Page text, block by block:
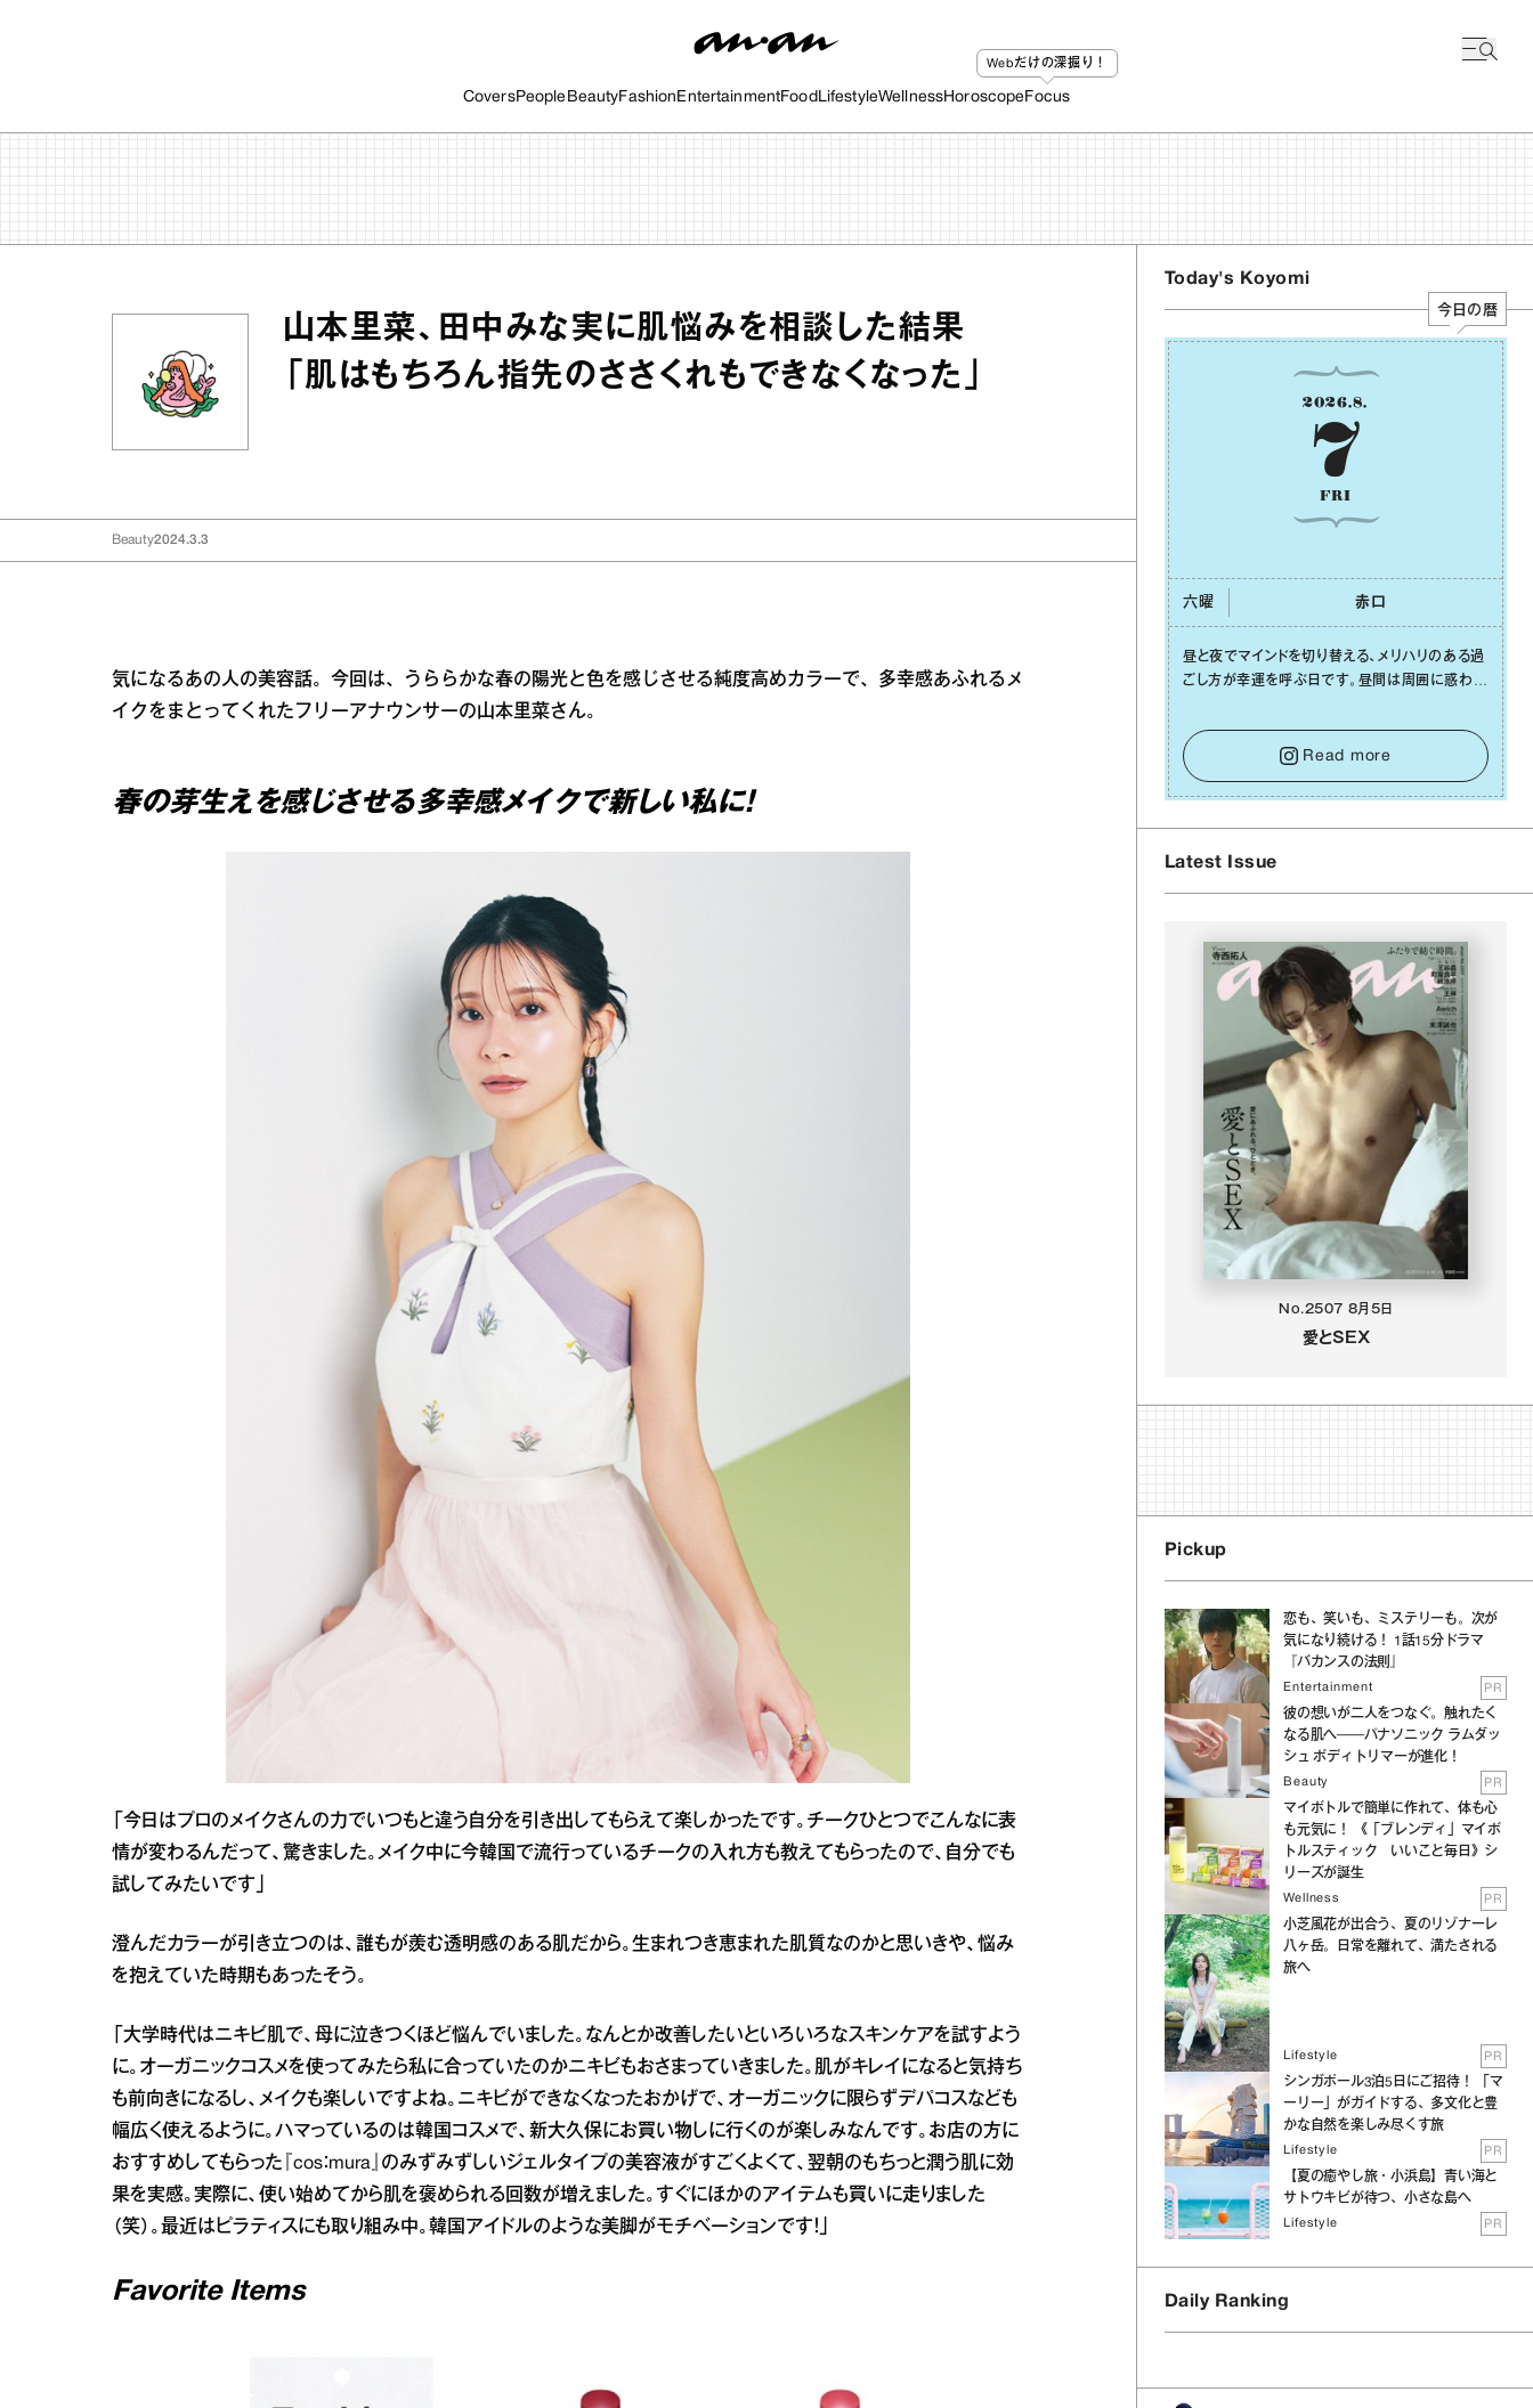
CoversPeople BeautyFashion EntertainmentFood LifestyleWellnessHoroscope
Webだけの深掘り！
Focus
山本里菜、田中みな実に肌悩みを相談した結果
「肌はもちろん指先のささくれもできなくなった」
Beauty2024.3.3
気になるあの人の美容話。今回は、うららかな春の陽光と色を感じさせる純度高めカラーで、多幸感あふれるメ
イクをまとってくれたフリーアナウンサーの山本里菜さん。
春の芽生えを感じさせる多幸感メイクで新しい私に！
「今日はプロのメイクさんの力でいつもと違う自分を引き出してもらえて楽しかったです。チークひとつでこんなに表
情が変わるんだって、驚きました。メイク中に今韓国で流行っているチークの入れ方も教えてもらったので、自分でも
試してみたいです」
澄んだカラーが引き立つのは、誰もが羨む透明感のある肌だから。生まれつき恵まれた肌質なのかと思いきや、悩み
を抱えていた時期もあったそう。
「大学時代はニキビ肌で、母に泣きつくほど悩んでいました。なんとか改善したいといろいろなスキンケアを試すよう
に。オーガニックコスメを使ってみたら私に合っていたのかニキビもおさまっていきました。肌がキレイになると気持ち
も前向きになるし、メイクも楽しいですよね。ニキビができなくなったおかげで、オーガニックに限らずデパコスなども
幅広く使えるように。ハマっているのは韓国コスメで、新大久保にお買い物しに行くのが楽しみなんです。お店の方に
おすすめしてもらった『cos：mura』のみずみずしいジェルタイプの美容液がすごくよくて、翌朝のもちっと潤う肌に効
果を実感。実際に、使い始めてから肌を褒められる回数が増えました。すぐにほかのアイテムも買いに走りました
（笑）。最近はピラティスにも取り組み中。韓国アイドルのような美脚がモチベーションです！」
Favorite Items
Today's Koyomi
今日の暦
2026.8.
7
FRI
六曜 ⾚⼝
昼と夜でマインドを切り替える、メリハリのある過
ごし⽅が幸運を呼ぶ⽇です。昼間は周囲に惑わさ
をキープして。そして夜は、疲れや寂しさから⽢
い⾔葉に流されないよう、⼼にしっかりブレーキ
をかけること。この意識の切り替えが、あなたに
確かな安⼼感をもたらすはずです。
Read more
Latest Issue
No.2507 8月5日
愛とSEX
Pickup
恋も、笑いも、ミステリーも。次が
気になり続ける！ 1話15分ドラマ
『バカンスの法則』
Entertainment PR
彼の想いが二人をつなぐ。触れたく
なる肌へ──パナソニック ラムダッ
シュ ボディトリマーが進化！
Beauty PR
マイボトルで簡単に作れて、体も心
も元気に！ 《「ブレンディ」マイボ
トルスティック いいこと毎日》シ
リーズが誕生
Wellness PR
小芝風花が出合う、夏のリゾナーレ
八ヶ岳。日常を離れて、満たされる
旅へ
Lifestyle PR
シンガポール3泊5日にご招待！ 「マ
ーリー」がガイドする、多文化と豊
かな自然を楽しみ尽くす旅
Lifestyle PR
【夏の癒やし旅・小浜島】青い海と
サトウキビが待つ、小さな島へ
Lifestyle PR
Daily Ranking